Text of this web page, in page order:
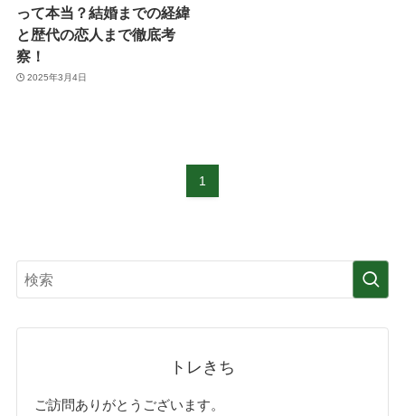
って本当？結婚までの経緯
と歴代の恋人まで徹底考
察！
2025年3月4日
1
トレきち
ご訪問ありがとうございます。